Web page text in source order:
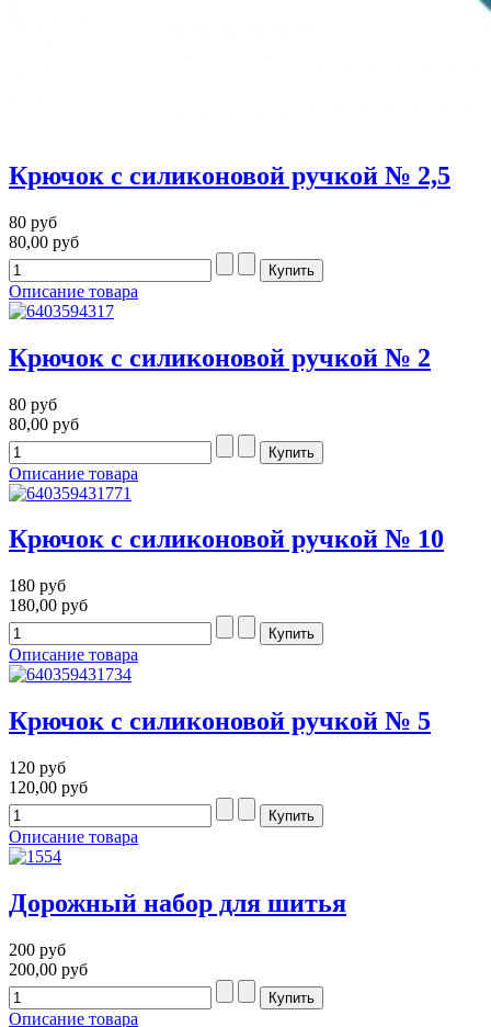
Крючок с силиконовой ручкой № 2,5
80 руб
80,00 руб
Описание товара
Крючок с силиконовой ручкой № 2
80 руб
80,00 руб
Описание товара
Крючок с силиконовой ручкой № 10
180 руб
180,00 руб
Описание товара
Крючок с силиконовой ручкой № 5
120 руб
120,00 руб
Описание товара
Дорожный набор для шитья
200 руб
200,00 руб
Описание товара